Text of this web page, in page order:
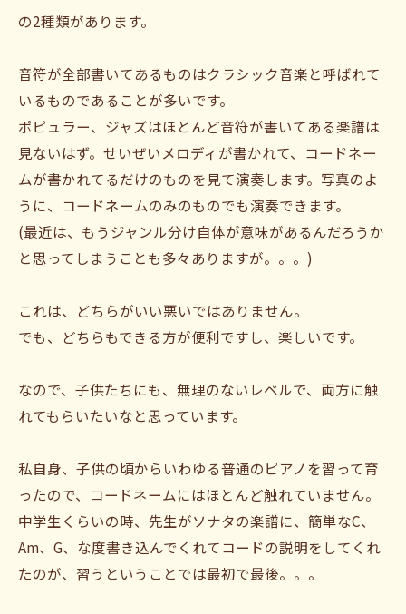
の2種類があります。
音符が全部書いてあるものはクラシック音楽と呼ばれて
いるものであることが多いです。
ポピュラー、ジャズはほとんど音符が書いてある楽譜は
見ないはず。せいぜいメロディが書かれて、コードネー
ムが書かれてるだけのものを見て演奏します。写真のよ
うに、コードネームのみのものでも演奏できます。
(最近は、もうジャンル分け自体が意味があるんだろうか
と思ってしまうことも多々ありますが。。。)
これは、どちらがいい悪いではありません。
でも、どちらもできる方が便利ですし、楽しいです。
なので、子供たちにも、無理のないレベルで、両方に触
れてもらいたいなと思っています。
私自身、子供の頃からいわゆる普通のピアノを習って育
ったので、コードネームにはほとんど触れていません。
中学生くらいの時、先生がソナタの楽譜に、簡単なC、
Am、G、な度書き込んでくれてコードの説明をしてくれ
たのが、習うということでは最初で最後。。。